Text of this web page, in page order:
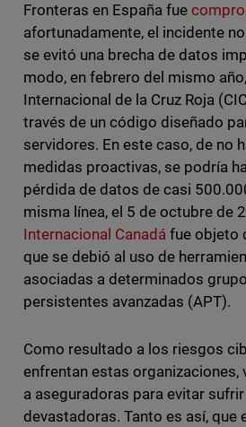
Fronteras en España fue
afortunadamente, el incidente
se evitó una brecha de datos
modo, en febrero del mismo
Internacional de la Cruz Roja
través de un código diseñado
servidores. En este caso, de no
medidas proactivas, se podría
pérdida de datos de casi
misma línea, el 5 de octubre de
Internacional Canadáfue objeto
que se debió al uso de
asociadas a determinados
persistentes avanzadas (APT).
Como resultado a los riesgos
enfrentan estas organizaciones,
a aseguradoras para evitar
devastadoras. Tanto es así, que